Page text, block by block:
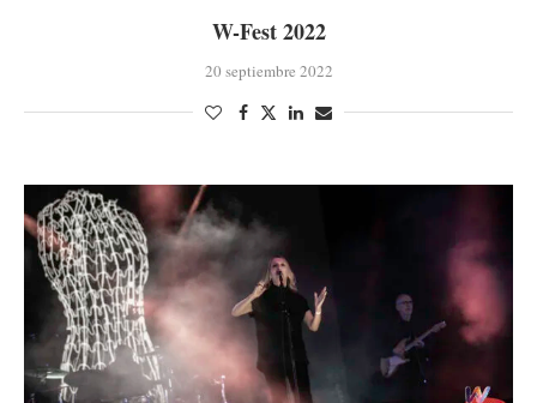
W-Fest 2022
20 septiembre 2022